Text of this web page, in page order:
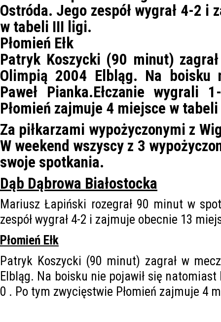
Ostróda. Jego zespół wygrał 4-2 i
w tabeli III ligi.
Płomień Ełk
Patryk Koszycki (90 minut)
Olimpią 2004 Elbląg. Na boisku
Paweł Pianka.Ełczanie
Płomień zajmuje 4 miejsce w
Za piłkarzami wypożyczonymi z
W weekend wszyscy z 3
swoje spotkania.
Dąb Dąbrowa Białostocka
Mariusz Łapiński rozegrał 90 minut w
zespół wygrał 4-2 i zajmuje obecnie 13
Płomień Ełk
Patryk Koszycki (90 minut) zagrał w
Elbląg. Na boisku nie pojawił się natomiast
0 . Po tym zwycięstwie Płomień zajmuje 4